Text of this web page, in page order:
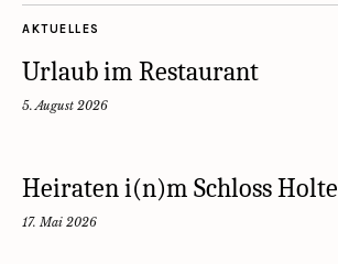
AKTUELLES
Urlaub im Restaurant
5. August 2026
Heiraten i(n)m Schloss Holte
17. Mai 2026